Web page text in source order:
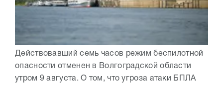
Действовавший семь часов режим беспилотной
опасности отменен в Волгоградской области
утром 9 августа. О том, что угроза атаки БПЛА